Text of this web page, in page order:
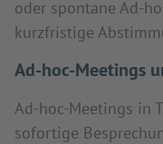
oder spontane Ad-
kurzfristige
Ad-hoc-Meetings
Ad-hoc-Meetings in
sofortige